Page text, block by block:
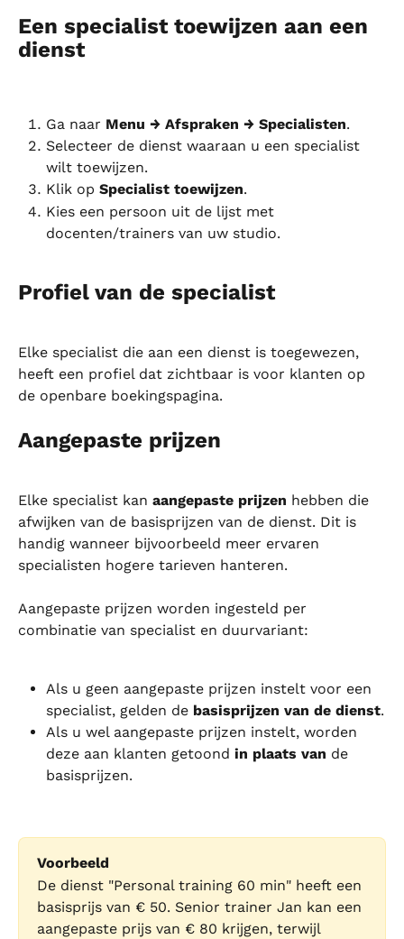
Een specialist toewijzen aan een
dienst
Ga naar Menu → Afspraken → Specialisten.
Selecteer de dienst waaraan u een specialist
wilt toewijzen.
Klik op Specialist toewijzen.
Kies een persoon uit de lijst met
docenten/trainers van uw studio.
Profiel van de specialist
Elke specialist die aan een dienst is toegewezen,
heeft een profiel dat zichtbaar is voor klanten op
de openbare boekingspagina.
Aangepaste prijzen
Elke specialist kan aangepaste prijzen hebben die
afwijken van de basisprijzen van de dienst. Dit is
handig wanneer bijvoorbeeld meer ervaren
specialisten hogere tarieven hanteren.
Aangepaste prijzen worden ingesteld per
combinatie van specialist en duurvariant:
Als u geen aangepaste prijzen instelt voor een
specialist, gelden de basisprijzen van de dienst.
Als u wel aangepaste prijzen instelt, worden
deze aan klanten getoond in plaats van de
basisprijzen.
Voorbeeld
De dienst "Personal training 60 min" heeft een
basisprijs van € 50. Senior trainer Jan kan een
aangepaste prijs van € 80 krijgen, terwijl